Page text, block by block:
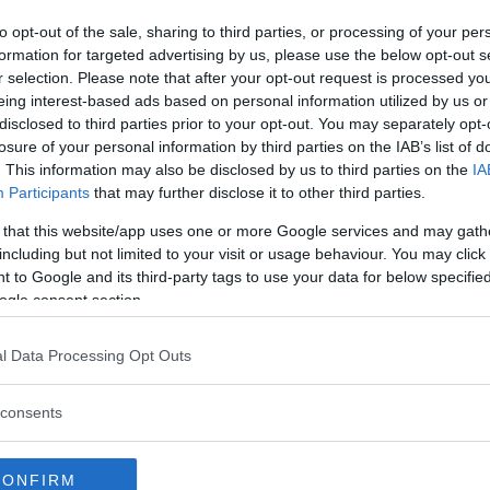
opt-out of the sale, sharing to third parties, or processing of your
for targeted advertising by us, please use the below opt-out
selection. Please note that after your opt-out request is processed
interest-based ads based on personal information utilized by us
to third parties prior to your opt-out. You may separately
of your personal information by third parties on the IAB’s list of
This information may also be disclosed by us to third parties on the
Participants that may further disclose it to other third parties.
that this website/app uses one or more Google services and may
but not limited to your visit or usage behaviour. You may
to Google and its third-party tags to use your data for below
consent section.
Data Processing Opt Outs
spänt bågen hårt i arbetet med
energisnåla filosofi Skyactive.
inredning och snålare motorer. Mazda6 har graderats
2-litersmotorn på 155 hästkrafter. Den höll nästan
också elegant att se på och underhållande att köra. Nya
Här finns kapacitet att utmana de bästa i klassen!